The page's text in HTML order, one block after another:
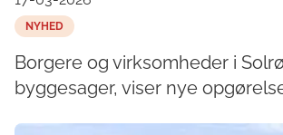
NYHED
Borgere og virksomheder i
byggesager, viser nye